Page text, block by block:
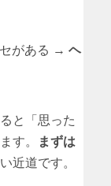
がある → ヘ
と「思った
す。
まずは
近道です。